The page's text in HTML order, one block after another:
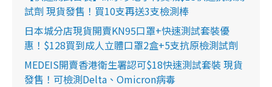
試劑 現貨發售！買10支再送3支檢測棒
日本城分店現貨開賣KN95口罩+快速測試套裝優
惠！$128買到成人立體口罩2盒+5支抗原檢測試劑
MEDEIS開賣香港衛生署認可$18快速測試套裝 現貨
發售！可檢測Delta、Omicron病毒